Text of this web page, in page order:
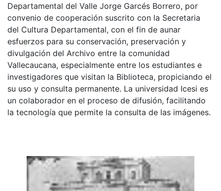
Departamental del Valle Jorge Garcés Borrero, por
convenio de cooperación suscrito con la Secretaria
del Cultura Departamental, con el fin de aunar
esfuerzos para su conservación, preservación y
divulgación del Archivo entre la comunidad
Vallecaucana, especialmente entre los estudiantes e
investigadores que visitan la Biblioteca, propiciando el
su uso y consulta permanente. La universidad Icesi es
un colaborador en el proceso de difusión, facilitando
la tecnología que permite la consulta de las imágenes.